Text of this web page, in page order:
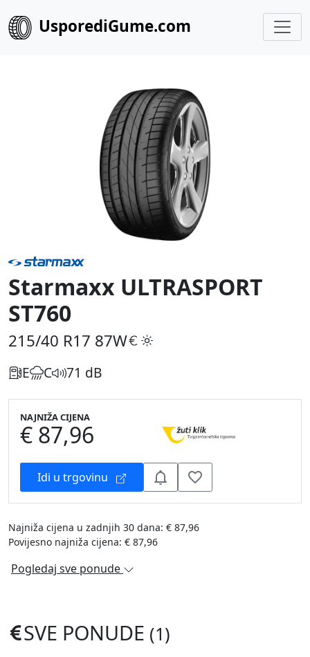
UsporediGume.com
Starmaxx ULTRASPORT
ST760
215/40 R17 87W
E C 71 dB
NAJNIŽA CIJENA
€ 87,96
Idi u trgovinu
Najniža cijena u zadnjih 30 dana: € 87,96
Povijesno najniža cijena: € 87,96
Pogledaj sve ponude
SVE PONUDE (1)